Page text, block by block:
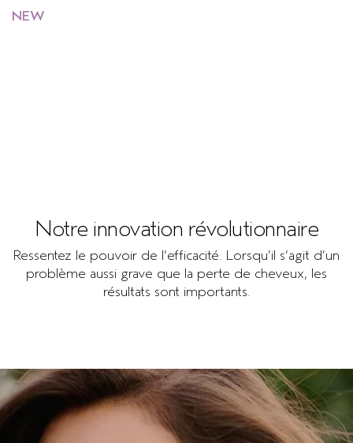
NEW
Notre innovation révolutionnaire
Ressentez le pouvoir de l’efficacité. Lorsqu’il s’agit d’un
problème aussi grave que la perte de cheveux, les
résultats sont importants.